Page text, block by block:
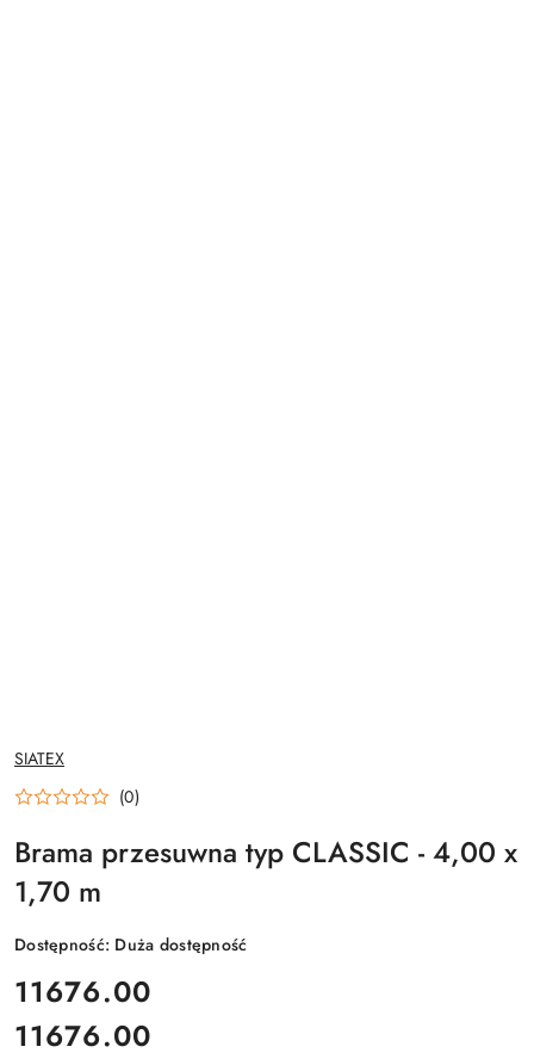
NAZWA
PRODUCENTA:
SIATEX
(0)
Brama przesuwna typ CLASSIC - 4,00 x
1,70 m
Dostępność: Duża dostępność
cena:
11676.00
Cena:
11676.00